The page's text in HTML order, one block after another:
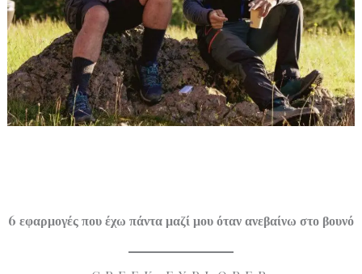
6 εφαρμογές που έχω πάντα μαζί μου όταν ανεβαίνω στο βουνό